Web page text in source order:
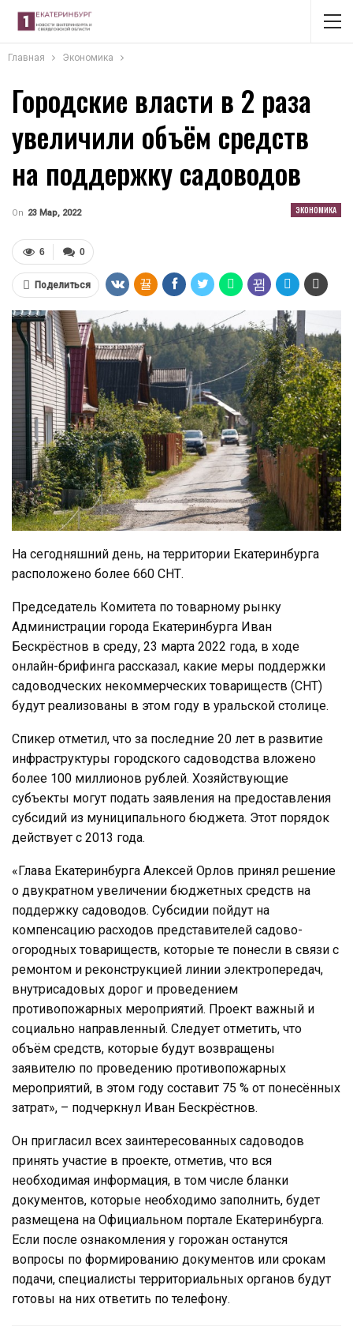
Главная Экономика
Городские власти в 2 раза
увеличили объём средств
на поддержку садоводов
ЭКОНОМИКА
On 23 Мар, 2022
0
6
Поделиться
На сегодняшний день, на территории Екатеринбурга
расположено более 660 СНТ.
Председатель Комитета по товарному рынку
Администрации города Екатеринбурга Иван
Бескрёстнов в среду, 23 марта 2022 года, в ходе
онлайн-брифинга рассказал, какие меры поддержки
садоводческих некоммерческих товариществ (СНТ)
будут реализованы в этом году в уральской столице.
Спикер отметил, что за последние 20 лет в развитие
инфраструктуры городского садоводства вложено
более 100 миллионов рублей. Хозяйствующие
субъекты могут подать заявления на предоставления
субсидий из муниципального бюджета. Этот порядок
действует с 2013 года.
«Глава Екатеринбурга Алексей Орлов принял решение
о двукратном увеличении бюджетных средств на
поддержку садоводов. Субсидии пойдут на
компенсацию расходов представителей садово-
огородных товариществ, которые те понесли в связи с
ремонтом и реконструкцией линии электропередач,
внутрисадовых дорог и проведением
противопожарных мероприятий. Проект важный и
социально направленный. Следует отметить, что
объём средств, которые будут возвращены
заявителю по проведению противопожарных
мероприятий, в этом году составит 75 % от понесённых
затрат», – подчеркнул Иван Бескрёстнов.
Он пригласил всех заинтересованных садоводов
принять участие в проекте, отметив, что вся
необходимая информация, в том числе бланки
документов, которые необходимо заполнить, будет
размещена на Официальном портале Екатеринбурга.
Если после ознакомления у горожан останутся
вопросы по формированию документов или срокам
подачи, специалисты территориальных органов будут
готовы на них ответить по телефону.